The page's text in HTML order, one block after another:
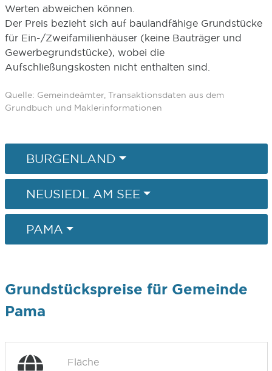
Werten abweichen können.
Der Preis bezieht sich auf baulandfähige Grundstücke
für Ein-/Zweifamilienhäuser (keine Bauträger und
Gewerbegrundstücke), wobei die
Aufschließungskosten nicht enthalten sind.
Quelle: Gemeindeämter, Transaktionsdaten aus dem
Grundbuch und Maklerinformationen
BURGENLAND
NEUSIEDL AM SEE
PAMA
Grundstückspreise für Gemeinde
Pama
Fläche